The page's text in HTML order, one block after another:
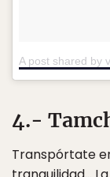
A post shared by
4.-
Transpórtate